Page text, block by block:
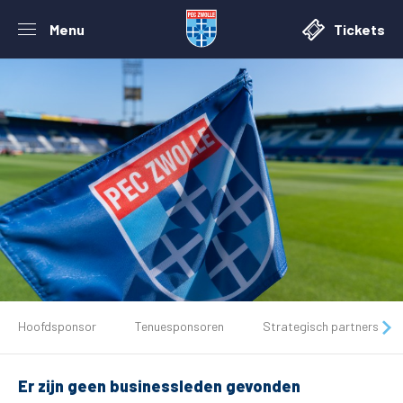
Menu Tickets
Tickets
Matchdays
Hoofdsponsor Tenuesponsoren Strategisch partners
Er zijn geen businessleden gevonden